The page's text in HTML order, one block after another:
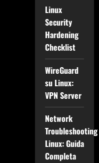
Linux
Security
Hardening
Checklist
WireGuard
su Linux:
VPN Server
Network
Troubleshooting
Linux: Guida
Completa